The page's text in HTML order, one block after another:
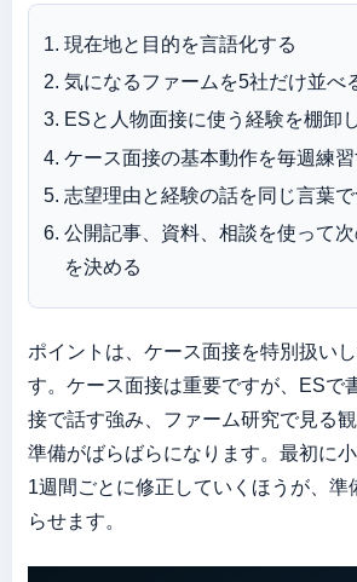
現在地と目的を言語化する
気になるファームを5社だけ並べ
ESと人物面接に使う経験を棚卸
ケース面接の基本動作を毎週練習
志望理由と経験の話を同じ言葉
公開記事、資料、相談を使って
を決める
ポイントは、ケース面接を特別扱い
す。ケース面接は重要ですが、ESで
接で話す強み、ファーム研究で見る観
準備がばらばらになります。最初に小
1週間ごとに修正していくほうが、準
らせます。